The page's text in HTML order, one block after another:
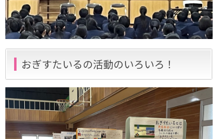
おぎすたいるの活動のいろいろ！